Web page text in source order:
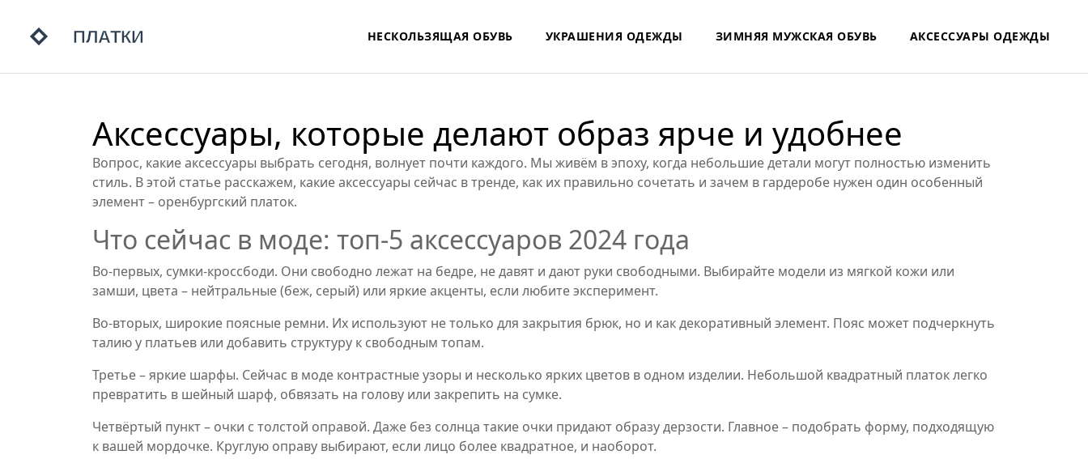
НЕСКОЛЬЗЯЩАЯ ОБУВЬ УКРАШЕНИЯ ОДЕЖДЫ ЗИМНЯЯ МУЖСКАЯ ОБУВЬ АКСЕССУАРЫ ОДЕЖДЫ
Аксессуары, которые делают образ ярче и удобнее
Вопрос, какие аксессуары выбрать сегодня, волнует почти каждого. Мы живём в эпоху, когда небольшие детали могут полностью изменить
стиль. В этой статье расскажем, какие аксессуары сейчас в тренде, как их правильно сочетать и зачем в гардеробе нужен один особенный
элемент – оренбургский платок.
Что сейчас в моде: топ‑5 аксессуаров 2024 года
Во-первых, сумки‑кроссбоди. Они свободно лежат на бедре, не давят и дают руки свободными. Выбирайте модели из мягкой кожи или
замши, цвета – нейтральные (беж, серый) или яркие акценты, если любите эксперимент.
Во-вторых, широкие поясные ремни. Их используют не только для закрытия брюк, но и как декоративный элемент. Пояс может подчеркнуть
талию у платьев или добавить структуру к свободным топам.
Третье – яркие шарфы. Сейчас в моде контрастные узоры и несколько ярких цветов в одном изделии. Небольшой квадратный платок легко
превратить в шейный шарф, обвязать на голову или закрепить на сумке.
Четвёртый пункт – очки с толстой оправой. Даже без солнца такие очки придают образу дерзости. Главное – подобрать форму, подходящую
к вашей мордочке. Круглую оправу выбирают, если лицо более квадратное, и наоборот.